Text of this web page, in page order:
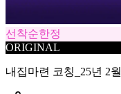
선착순한정
ORIGINAL
내집마련 코칭_25년 2월